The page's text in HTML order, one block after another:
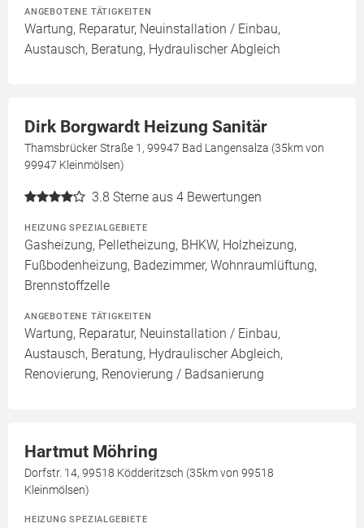
ANGEBOTENE TÄTIGKEITEN
Wartung, Reparatur, Neuinstallation / Einbau,
Austausch, Beratung, Hydraulischer Abgleich
Dirk Borgwardt Heizung Sanitär
Thamsbrücker Straße 1, 99947 Bad Langensalza (35km von
99947 Kleinmölsen)
3.8 Sterne aus 4 Bewertungen
HEIZUNG SPEZIALGEBIETE
Gasheizung, Pelletheizung, BHKW, Holzheizung,
Fußbodenheizung, Badezimmer, Wohnraumlüftung,
Brennstoffzelle
ANGEBOTENE TÄTIGKEITEN
Wartung, Reparatur, Neuinstallation / Einbau,
Austausch, Beratung, Hydraulischer Abgleich,
Renovierung, Renovierung / Badsanierung
Hartmut Möhring
Dorfstr. 14, 99518 Ködderitzsch (35km von 99518
Kleinmölsen)
HEIZUNG SPEZIALGEBIETE